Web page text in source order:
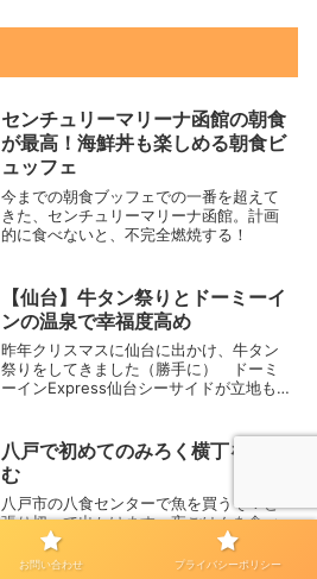
センチュリーマリーナ函館の朝食
が最高！海鮮丼も楽しめる朝食ビ
ュッフェ
今までの朝食ブッフェでの一番を超えて
きた、センチュリーマリーナ函館。計画
的に食べないと、不完全燃焼する！
【仙台】牛タン祭りとドーミーイ
ンの温泉で幸福度高め
昨年クリスマスに仙台に出かけ、牛タン
祭りをしてきました（勝手に） ドーミ
ーインExpress仙台シーサイドが立地も
八戸で初めてのみろく横丁を楽し
む
八戸市の八食センターで魚を買うぞ！と
張り切って出かけます。夜ごはんを食べ
に行ったみろく横丁という屋台村、お酒
を飲めない私もとっても楽しく過ごせ
お問い合わせ プライバシーポリシー